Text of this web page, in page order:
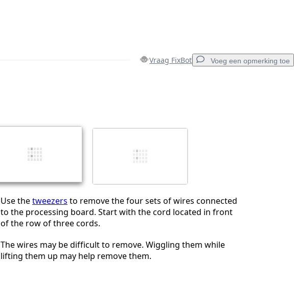
Vraag FixBot Voeg een opmerking toe
Use thetweezers to remove the four sets of wires connected
to the processing board. Start with the cord located in front
of the row of three cords.
The wires may be difficult to remove. Wiggling them while
lifting them up may help remove them.